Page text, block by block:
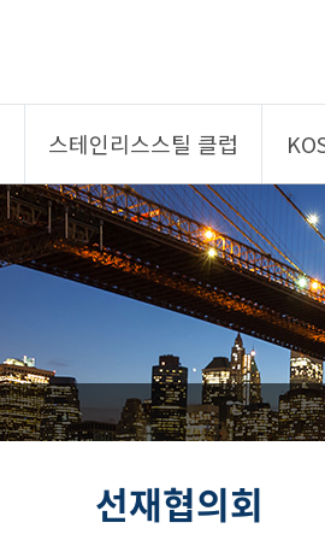
스테인리스스틸 클럽
제품소개
회원사
클럽 소개
사진/영상
제품 기획안 상시
공모
선재협의회